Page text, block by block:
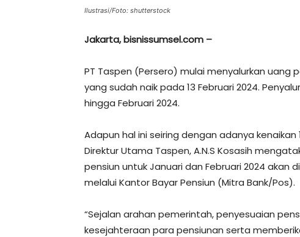
Ilustrasi/Foto: shutterstock
Jakarta, bisnissumsel.com –
PT Taspen (Persero) mulai menyalurkan uang
yang sudah naik pada 13 Februari 2024.
hingga Februari 2024.
Adapun hal ini seiring dengan adanya kenaikan
Direktur Utama Taspen, A.N.S Kosasih
pensiun untuk Januari dan Februari 2024 akan
melalui Kantor Bayar Pensiun (Mitra Bank/Pos).
“Sejalan arahan pemerintah, penyesuaian
kesejahteraan para pensiunan serta